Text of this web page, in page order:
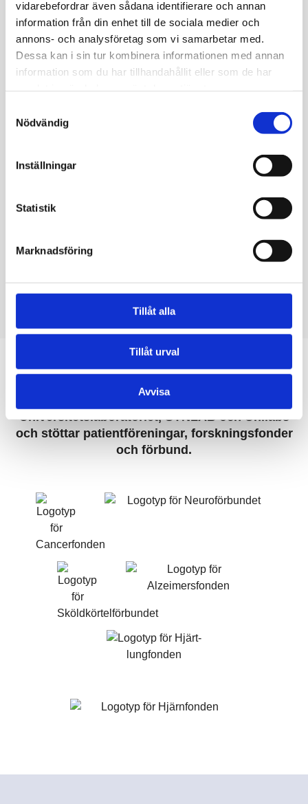
vidarebefordrar även sådana identifierare och annan
information från din enhet till de sociala medier och
annons- och analysföretag som vi samarbetar med.
Dessa kan i sin tur kombinera informationen med annan
information som du har tillhandahållit eller som de har
Nödvändig
Inställningar
Statistik
Marknadsföring
Tillåt alla
Tillåt urval
Avvisa
Det överraskade mig att mitt järnvärde låg
över referensvärdet, det har alltid legat lågt.
Detta tror jag beror på att jag ätit mycket
nötter. Jag varierar nu min kost och undviker
kommer att kolla upp mina blodvärden igen för
att se om förändrade matvanor får effekt.
Överraskande lätt att beställa och genomföra.
Tydligt och lättbegripligt resultat och ett
utmärkt komplement till den vanliga vården.
Lennart Norberg
Medisera är registrerad vårdgivare hos
Medisera samarbetar bl.a. med Karolinska
Universitetslaboratoriet, SYNLAB och Unilabs
och stöttar patientföreningar, forskningsfonder
och förbund.